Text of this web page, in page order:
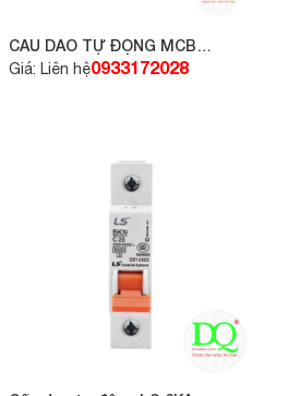
CẦU DAO TỰ ĐỘNG MCB
MITSUBISHI 3P- 10A- 4.5KA-
Giá: Liên hệ0933172028